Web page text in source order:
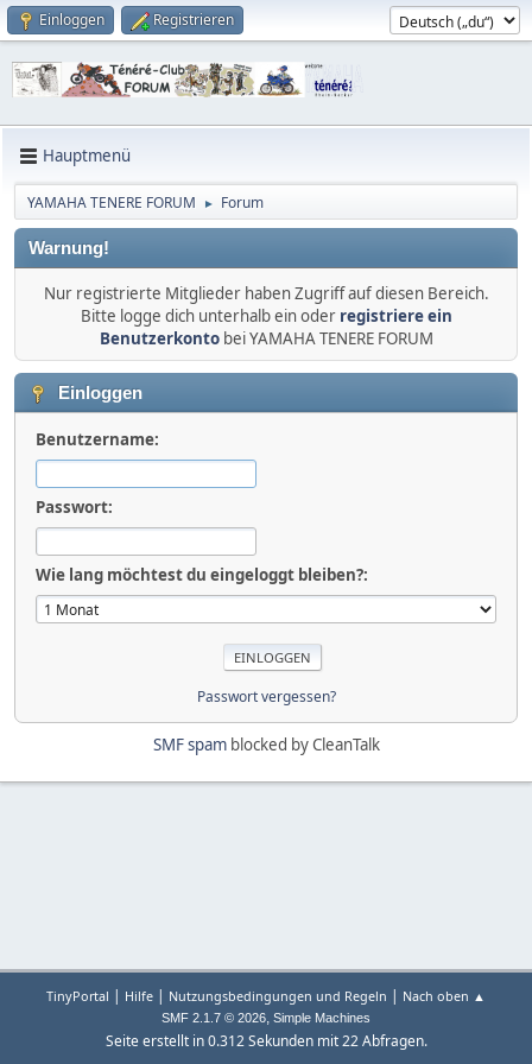
Einloggen Registrieren
Hauptmenü
YAMAHA TENERE FORUM ► Forum
Warnung!
Nur registrierte Mitglieder haben Zugriff auf diesen Bereich.
Bitte logge dich unterhalb ein oder registriere ein
Benutzerkontobei YAMAHA TENERE FORUM
Einloggen
Benutzername:
Passwort:
Wie lang möchtest du eingeloggt bleiben?:
Passwort vergessen?
SMF spamblocked by CleanTalk
TinyPortal | Hilfe | Nutzungsbedingungen und Regeln | Nach oben ▲
SMF 2.1.7 © 2026, Simple Machines
Seite erstellt in 0.312 Sekunden mit 22 Abfragen.